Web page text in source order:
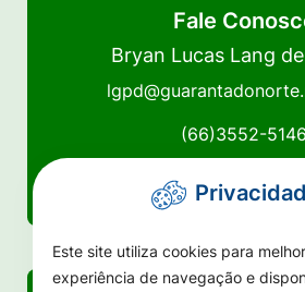
Fale
Bryan Lucas Lang
(66)3552-5146
Este site utiliza cookies para
experiência de navegação e